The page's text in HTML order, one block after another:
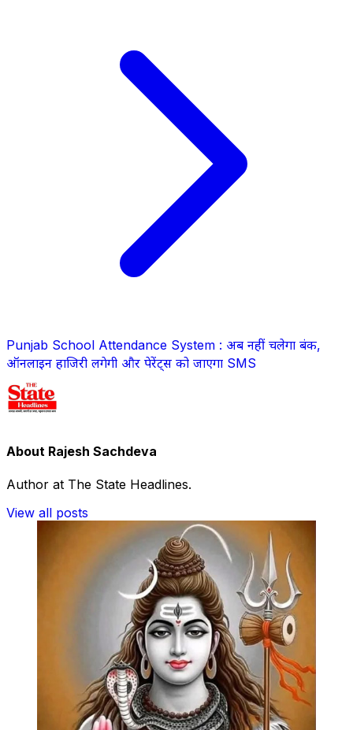
Punjab School Attendance System : अब नहीं चलेगा बंक,
ऑनलाइन हाजिरी लगेगी और पेरेंट्स को जाएगा SMS
About Rajesh Sachdeva
Author at The State Headlines.
View all posts